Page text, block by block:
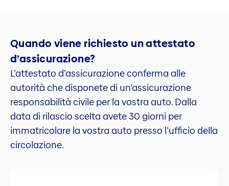
Quando viene richiesto un attestato
d’assicurazione?
L’attestato d’assicurazione conferma alle
autorità che disponete di un’assicurazione
responsabilità civile per la vostra auto. Dalla
data di rilascio scelta avete 30 giorni per
immatricolare la vostra auto presso l’ufficio della
circolazione.